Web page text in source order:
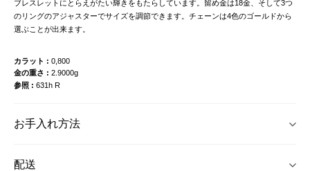
ブレスレットにとらえがたい輝きをもたらしています。留め金は18金、そして3つ
のリングのアジャスターでサイズを調節できます。チェーンは4色のゴールドから
選ぶことが出来ます。
カラット
0,800
金の重さ
2.9000g
参照
631h R
お手入れ方法
配送